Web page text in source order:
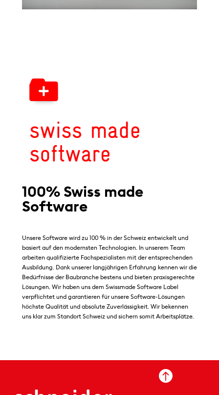
100% Swiss made
Software
Unsere Software wird zu 100 % in der Schweiz entwickelt und
basiert auf den modernsten Technologien. In unserem Team
arbeiten qualifizierte Fachspezialisten mit der entsprechenden
Ausbildung. Dank unserer langjährigen Erfahrung kennen wir die
Bedürfnisse der Baubranche bestens und bieten praxisgerechte
Lösungen. Wir haben uns dem Swissmade Software Label
verpflichtet und garantieren für unsere Software-Lösungen
höchste Qualität und absolute Zuverlässigkeit. Wir bekennen
uns klar zum Standort Schweiz und sichern somit Arbeitsplätze.
